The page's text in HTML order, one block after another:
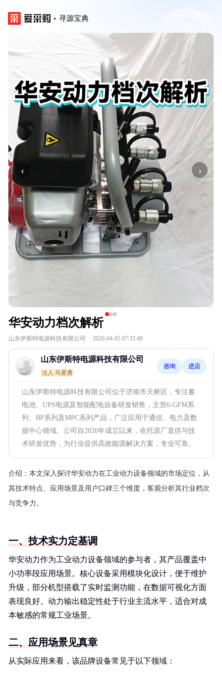
寻源宝典
‹ ›
华安动力档次解析
山东伊斯特电源科技有限公司 · 2026-04-05 07:33:40
山东伊斯特电源科技有限公司
法人:马爱勇
咨询 进店
山东伊斯特电源科技有限公司位于济南市天桥区，专注蓄
电池、UPS电源及智能配电设备研发销售，主营6-GFM系
列、BP系列及MPC系列产品，广泛应用于通信、电力及数
据中心领域。公司自2020年成立以来，依托原厂直供与技
术研发优势，为行业提供高效能源解决方案，专业可靠。
介绍： 本文深入探讨华安动力在工业动力设备领域的市场定位，从
其技术特点、应用场景及用户口碑三个维度，客观分析其行业档次
与竞争力。
一、技术实力定基调
华安动力作为工业动力设备领域的参与者，其产品覆盖中
小功率段应用场景。核心设备采用模块化设计，便于维护
升级，部分机型搭载了实时监测功能，在数据可视化方面
表现良好。动力输出稳定性处于行业主流水平，适合对成
本敏感的常规工业场景。
二、应用场景见真章
从实际应用来看，该品牌设备常见于以下领域：